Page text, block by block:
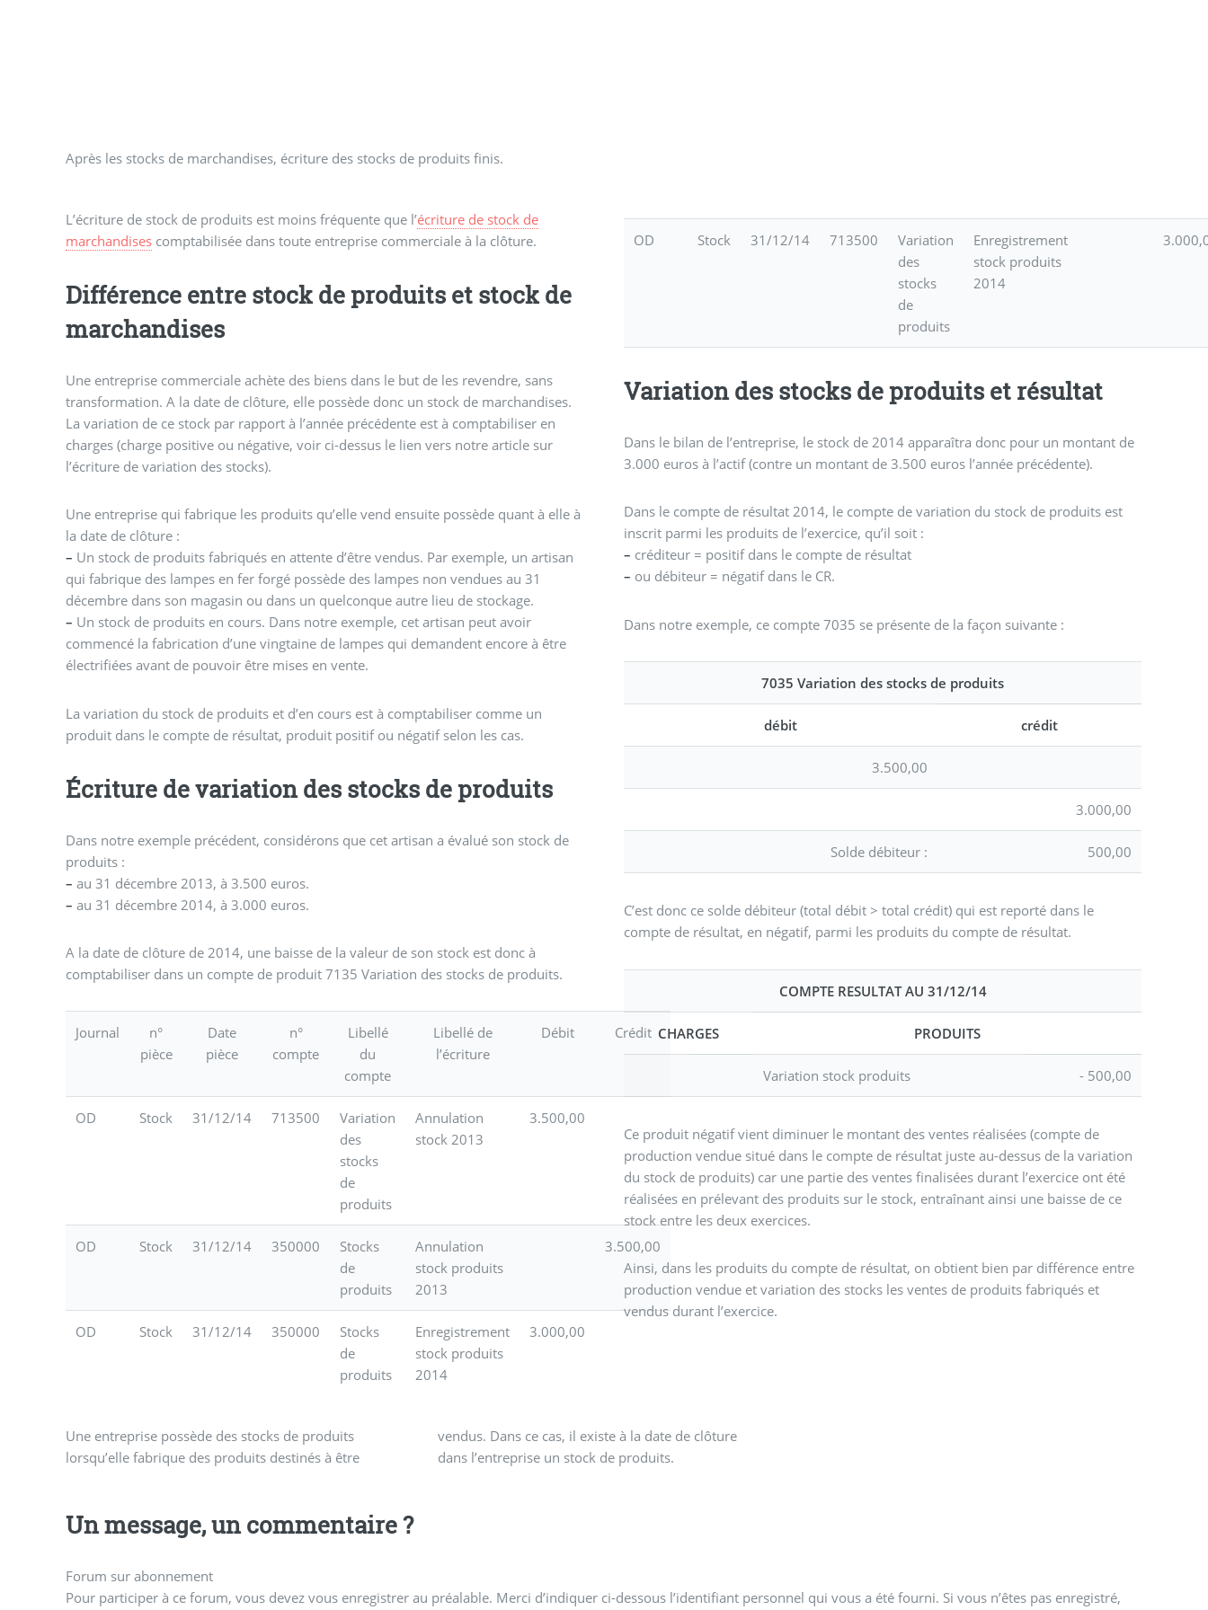
Après les stocks de marchandises, écriture des stocks de produits finis.
L’écriture de stock de produits est moins fréquente que l’écriture de stock de
marchandises comptabilisée dans toute entreprise commerciale à la clôture.
Différence entre stock de produits et stock de
marchandises
Une entreprise commerciale achète des biens dans le but de les revendre, sans
transformation. A la date de clôture, elle possède donc un stock de marchandises.
La variation de ce stock par rapport à l’année précédente est à comptabiliser en
charges (charge positive ou négative, voir ci-dessus le lien vers notre article sur
l’écriture de variation des stocks).
Une entreprise qui fabrique les produits qu’elle vend ensuite possède quant à elle à
la date de clôture :
– Un stock de produits fabriqués en attente d’être vendus. Par exemple, un artisan
qui fabrique des lampes en fer forgé possède des lampes non vendues au 31
décembre dans son magasin ou dans un quelconque autre lieu de stockage.
– Un stock de produits en cours. Dans notre exemple, cet artisan peut avoir
commencé la fabrication d’une vingtaine de lampes qui demandent encore à être
électrifiées avant de pouvoir être mises en vente.
La variation du stock de produits et d’en cours est à comptabiliser comme un
produit dans le compte de résultat, produit positif ou négatif selon les cas.
Écriture de variation des stocks de produits
Dans notre exemple précédent, considérons que cet artisan a évalué son stock de
produits :
– au 31 décembre 2013, à 3.500 euros.
– au 31 décembre 2014, à 3.000 euros.
A la date de clôture de 2014, une baisse de la valeur de son stock est donc à
comptabiliser dans un compte de produit 7135 Variation des stocks de produits.
Journal
n°
pièce
Date
pièce
n°
compte
Libellé
du
compte
Libellé de
l’écriture
Débit Crédit
OD Stock 31/12/14 713500
Variation
des
stocks
de
produits
Annulation
stock 2013
3.500,00
OD Stock 31/12/14 350000
Stocks
de
produits
Annulation
stock produits
2013
3.500,00
OD Stock 31/12/14 350000
Stocks
de
produits
Enregistrement
stock produits
2014
3.000,00
OD Stock 31/12/14 713500
Variation
des
stocks
de
produits
Enregistrement
stock produits
2014
Variation des stocks de produits et résultat
Dans le bilan de l’entreprise, le stock de 2014 apparaîtra donc pour un montant de
3.000 euros à l’actif (contre un montant de 3.500 euros l’année précédente).
Dans le compte de résultat 2014, le compte de variation du stock de produits est
inscrit parmi les produits de l’exercice, qu’il soit :
– créditeur = positif dans le compte de résultat
– ou débiteur = négatif dans le CR.
Dans notre exemple, ce compte 7035 se présente de la façon suivante :
7035 Variation des stocks de produits
débit crédit
3.500,00
3.000,00
Solde débiteur : 500,00
C’est donc ce solde débiteur (total débit > total crédit) qui est reporté dans le
compte de résultat, en négatif, parmi les produits du compte de résultat.
COMPTE RESULTAT AU 31/12/14
CHARGES PRODUITS
Variation stock produits - 500,00
Ce produit négatif vient diminuer le montant des ventes réalisées (compte de
production vendue situé dans le compte de résultat juste au-dessus de la variation
du stock de produits) car une partie des ventes finalisées durant l’exercice ont été
réalisées en prélevant des produits sur le stock, entraînant ainsi une baisse de ce
stock entre les deux exercices.
Ainsi, dans les produits du compte de résultat, on obtient bien par différence entre
production vendue et variation des stocks les ventes de produits fabriqués et
vendus durant l’exercice.
Une entreprise possède des stocks de produits
lorsqu’elle fabrique des produits destinés à être
vendus. Dans ce cas, il existe à la date de clôture
dans l’entreprise un stock de produits.
Un message, un commentaire ?
Forum sur abonnement
Pour participer à ce forum, vous devez vous enregistrer au préalable. Merci d’indiquer ci-dessous l’identifiant personnel qui vous a été fourni. Si vous n’êtes pas enregistré,